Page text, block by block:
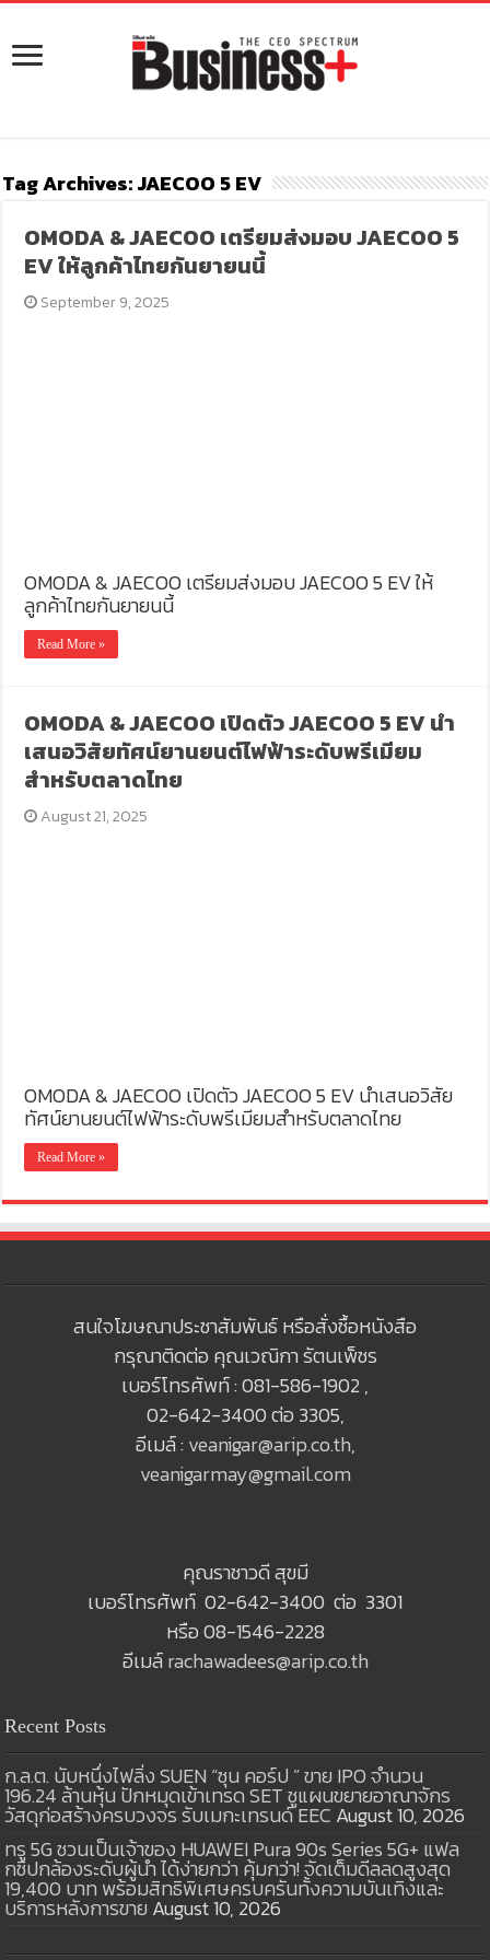
Tag Archives:JAECOO 5 EV
OMODA & JAECOO เตรียมส่งมอบ JAECOO 5
EV ให้ลูกค้าไทยกันยายนนี้
September 9, 2025
OMODA & JAECOO เตรียมส่งมอบ JAECOO 5 EV ให้
ลูกค้าไทยกันยายนนี้
Read More »
OMODA & JAECOO เปิดตัว JAECOO 5 EV นำ
เสนอวิสัยทัศน์ยานยนต์ไฟฟ้าระดับพรีเมียม
สำหรับตลาดไทย
August 21, 2025
OMODA & JAECOO เปิดตัว JAECOO 5 EV นำเสนอวิสัย
ทัศน์ยานยนต์ไฟฟ้าระดับพรีเมียมสำหรับตลาดไทย
Read More »
สนใจโฆษณาประชาสัมพันธ์ หรือสั่งซื้อหนังสือ
กรุณาติดต่อ คุณเวณิกา รัตนเพ็ชร
เบอร์โทรศัพท์ : 081-586-1902 ,
02-642-3400 ต่อ 3305,
อีเมล์ : veanigar@arip.co.th,
veanigarmay@gmail.com
คุณราชาวดี สุขมี
เบอร์โทรศัพท์ 02-642-3400 ต่อ 3301
หรือ 08-1546-2228
อีเมล์rachawadees@arip.co.th
Recent Posts
ก.ล.ต. นับหนึ่งไฟลิ่ง SUEN “ซุน คอร์ป ” ขาย IPO จำนวน
196.24 ล้านหุ้น ปักหมุดเข้าเทรด SET ชูแผนขยายอาณาจักร
วัสดุก่อสร้างครบวงจร รับเมกะเทรนด์ EEC August 10, 2026
ทรู 5G ชวนเป็นเจ้าของ HUAWEI Pura 90s Series 5G+ แฟล
กชิปกล้องระดับผู้นำ ได้ง่ายกว่า คุ้มกว่า! จัดเต็มดีลลดสูงสุด
19,400 บาท พร้อมสิทธิพิเศษครบครันทั้งความบันเทิงและ
บริการหลังการขาย August 10, 2026